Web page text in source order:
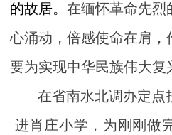
的故居。 在缅怀革命先烈
心涌动，倍感使命在肩，
要为实现中华民族伟大复
在省南水北调办定点
进肖庄小学，为刚刚做